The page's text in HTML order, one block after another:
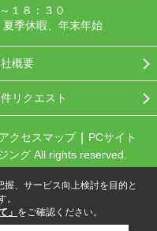
１８：３０
季休暇、年末年始
概要
リクエスト
アクセスマップ
PCサイト
グ All rights reserved.
、サービス向上検討を目的と
。
」 をご確認ください。